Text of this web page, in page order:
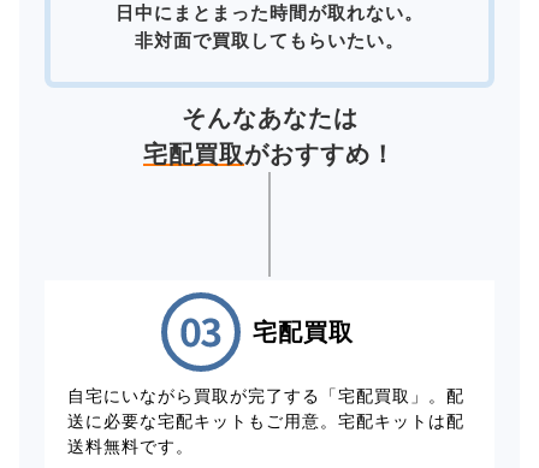
日中にまとまった時間が取れない。
非対面で買取してもらいたい。
そんなあなたは
宅配買取がおすすめ！
宅配買取
自宅にいながら買取が完了する「宅配買取」。配
送に必要な宅配キットもご用意。宅配キットは配
送料無料です。